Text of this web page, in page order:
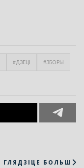
#ДЗЕЦІ #ЗБОРЫ
ГЛЯДЗІЦЕ БОЛЬШ